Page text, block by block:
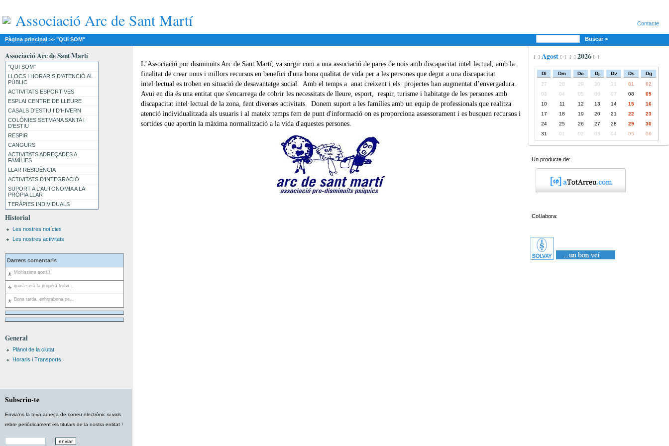
Associació Arc de Sant Martí Contacte
Pàgina principal >> "QUI SOM" Buscar >
Associació Arc de Sant Martí
"QUI SOM"
LLOCS I HORARIS D'ATENCIÓ AL
PÚBLIC
ACTIVITATS ESPORTIVES
ESPLAI CENTRE DE LLEURE
CASALS D'ESTIU I D'HIVERN
COLÒNIES SETMANA SANTA I
D'ESTIU
RESPIR
CANGURS
ACTIVITATS ADREÇADES A
FAMÍLIES
LLAR RESIDÈNCIA
ACTIVITATS D'INTEGRACIÓ
SUPORT A L'AUTONOMIA A LA
PRÒPIA LLAR
TERÀPIES INDIVIDUALS
Historial
Les nostres notícies
Les nostres activitats
Darrers comentaris
Moltissima sort!!!
quina sera la propera troba...
Bona tarda, enhorabona pe...
General
Plànol de la ciutat
Horaris i Transports
Subscriu-te
Envia'ns la teva adreça de correu electrònic si vols
rebre periòdicament els titulars de la nostra entitat !
L’Associació por disminuïts Arc de Sant Martí, va sorgir com a una associació de pares de nois amb discapacitat intel·lectual, amb la
finalitat de crear nous i millors recursos en benefici d'una bona qualitat de vida per a les persones que degut a una discapacitat
intel·lectual es troben en situació de desavantatge social. Amb el temps a anat creixent i els projectes han augmentat d’envergadura.
Avui en dia és una entitat que s'encarrega de cobrir les necessitats de lleure, esport, respir, turisme i habitatge de les persones amb
discapacitat intel·lectual de la zona, fent diverses activitats. Donem suport a les famílies amb un equip de professionals que realitza
atenció individualitzada als usuaris i al mateix temps fem de punt d'informació on es proporciona assessorament i es busquen recursos i
sortides que aportin la màxima normalització a la vida d'aquestes persones.
Agost 2026
Dl Dm Dc Dj Dv Ds
Dg
27
28 29 30 31 01
02
03
04 05 06 07 08
09
10
11 12 13 14 15
16
17
18 19 20 21 22
23
24
25 26 27 28 29
30
31
01 02 03 04 05 06
Un producte de:
Col.labora: